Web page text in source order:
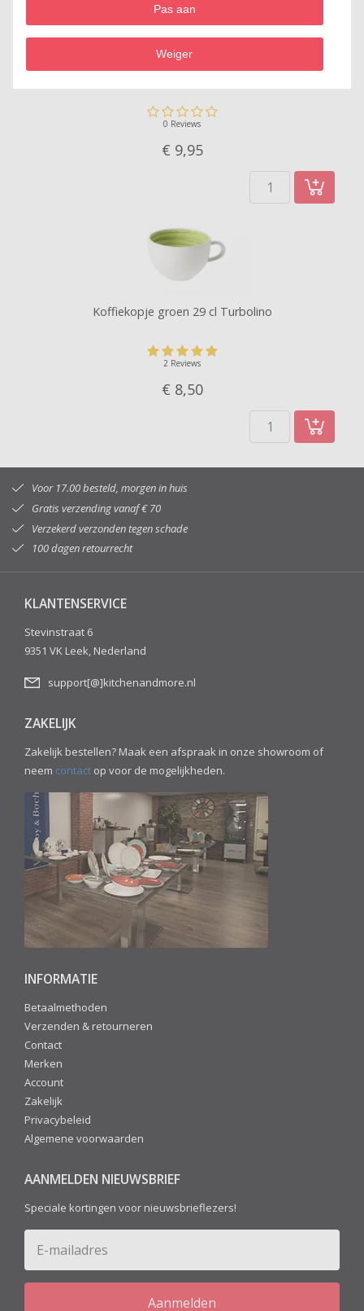
Dubbelwandig thee of koffieglas 20 cl Cosy&Trendy
0 Reviews
€ 9,95
Koffiekopje groen 29 cl Turbolino
2 Reviews
€ 8,50
Voor 17.00 besteld, morgen in huis
Gratis verzending vanaf € 70
Verzekerd verzonden tegen schade
100 dagen retourrecht
KLANTENSERVICE
Stevinstraat 6
9351 VK Leek, Nederland
support[@]kitchenandmore.nl
ZAKELIJK
Zakelijk bestellen? Maak een afspraak in onze showroom of
neem contact op voor de mogelijkheden.
INFORMATIE
Betaalmethoden
Verzenden & retourneren
Contact
Merken
Account
Zakelijk
Privacybeleid
Algemene voorwaarden
AANMELDEN NIEUWSBRIEF
Speciale kortingen voor nieuwsbrieflezers!
Aanmelden
Pas aan
Weiger